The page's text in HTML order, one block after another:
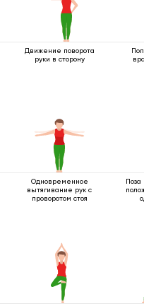
Движение поворота
руки в сторону
Одновременное
вытягивание рук с
проворотом стоя
Поза